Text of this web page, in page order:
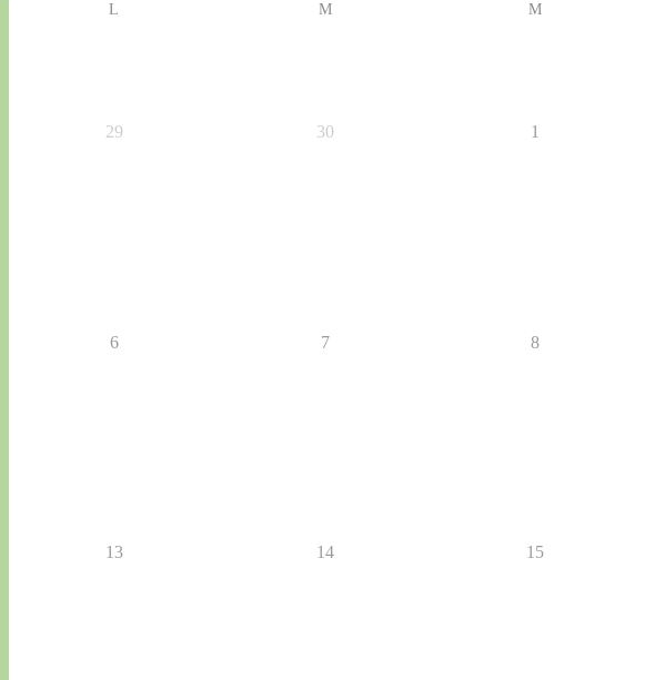
L M M
29 30 1
6 7 8
13 14 15